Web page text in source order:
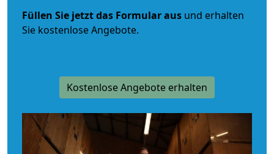
Füllen Sie jetzt das Formular aus und erhalten
Sie kostenlose Angebote.
Kostenlose Angebote erhalten